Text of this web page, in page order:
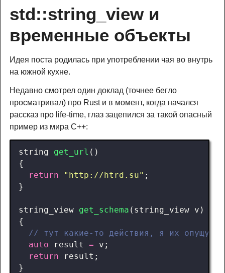
std::string_view и
временные объекты
Идея поста родилась при употреблении чая во внутрь
на южной кухне.
Недавно смотрел один доклад (точнее бегло
просматривал) про Rust и в момент, когда начался
рассказ про life-time, глаз зацепился за такой опасный
пример из мира C++:
string get_url ()
{
return
"http://htrd.su" ;
}
string_view get_schema ( string_view v )
{
auto
result = v ;
return
result ;
}